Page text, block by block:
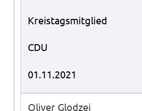
Kreistagsmitglied
CDU
01.11.2021
Oliver Glodzei